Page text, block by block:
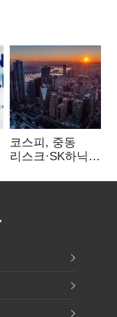
코스피, 중동
리스크·SK하닉
뒷걸음